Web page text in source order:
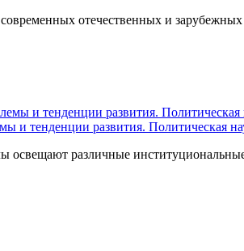
отечественных и
и тенденции развития. Политическая
освещают различные